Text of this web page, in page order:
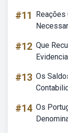
#11
Reações
#12 Que
#13 Os
#14 Os